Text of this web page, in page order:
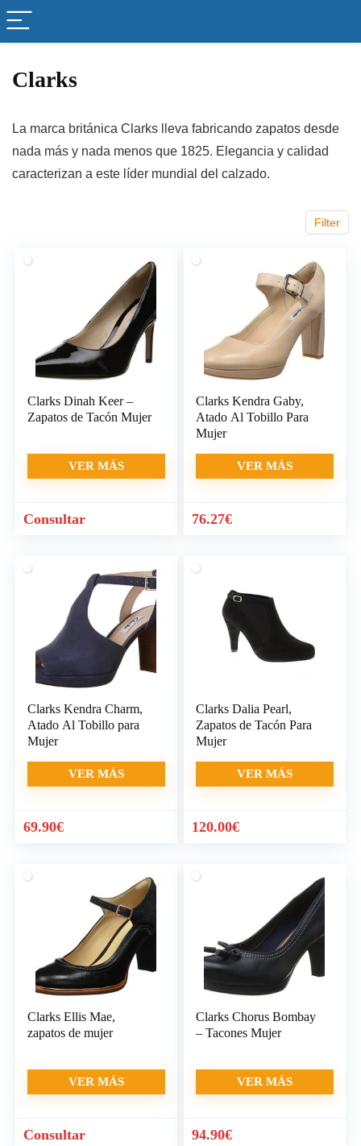
Clarks
La marca británica Clarks lleva fabricando zapatos desde
nada más y nada menos que 1825. Elegancia y calidad
caracterizan a este líder mundial del calzado.
Filter
Clarks Dinah Keer –
Zapatos de Tacón Mujer
VER MÁS
Consultar
Clarks Kendra Gaby,
Atado Al Tobillo Para
Mujer
VER MÁS
76.27€
Clarks Kendra Charm,
Atado Al Tobillo para
Mujer
VER MÁS
69.90€
Clarks Dalia Pearl,
Zapatos de Tacón Para
Mujer
VER MÁS
120.00€
Clarks Ellis Mae,
zapatos de mujer
VER MÁS
Consultar
Clarks Chorus Bombay
– Tacones Mujer
VER MÁS
94.90€